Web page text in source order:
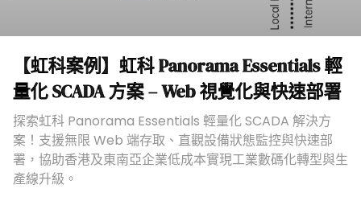
【虹科案例】虹科 Panorama Essentials 輕
量化 SCADA 方案 – Web 視覺化與快速部署
探索虹科 Panorama Essentials 輕量化 SCADA 解決方
案！支援無限 Web 端存取、直觀設備狀態監控與快速部
署，協助香港及東南亞企業低成本實現工業數碼化轉型與生
產線升級。